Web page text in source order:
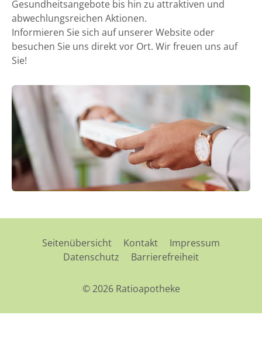
Gesundheitsangebote bis hin zu attraktiven und
abwechlungsreichen Aktionen.
Informieren Sie sich auf unserer Website oder
besuchen Sie uns direkt vor Ort. Wir freuen uns auf
Sie!
Seitenübersicht Kontakt
Impressum
Datenschutz
Barrierefreiheit
© 2026 Ratioapotheke